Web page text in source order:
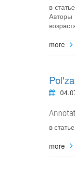
в
Авторы
more
в
more